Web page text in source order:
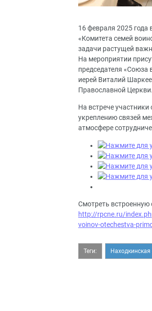
16 февраля 2025 года
«Комитета семей
задачи растущей
На мероприятии
председателя «Союза
иерей Виталий
Православной Церкви.
На встрече
укреплению связей
атмосфере
Смотреть встроенную
http://rpcne.ru/
voinov-otechestva-
Теги: Находкинская